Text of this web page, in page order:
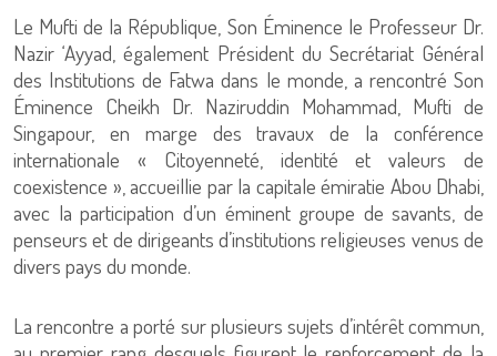
Le Mufti de la République, Son Éminence le Professeur Dr.
Nazir ‘Ayyad, également Président du Secrétariat Général
des Institutions de Fatwa dans le monde, a rencontré Son
Éminence Cheikh Dr. Naziruddin Mohammad, Mufti de
Singapour, en marge des travaux de la conférence
internationale « Citoyenneté, identité et valeurs de
coexistence », accueillie par la capitale émiratie Abou Dhabi,
avec la participation d’un éminent groupe de savants, de
penseurs et de dirigeants d’institutions religieuses venus de
divers pays du monde.
La rencontre a porté sur plusieurs sujets d’intérêt commun,